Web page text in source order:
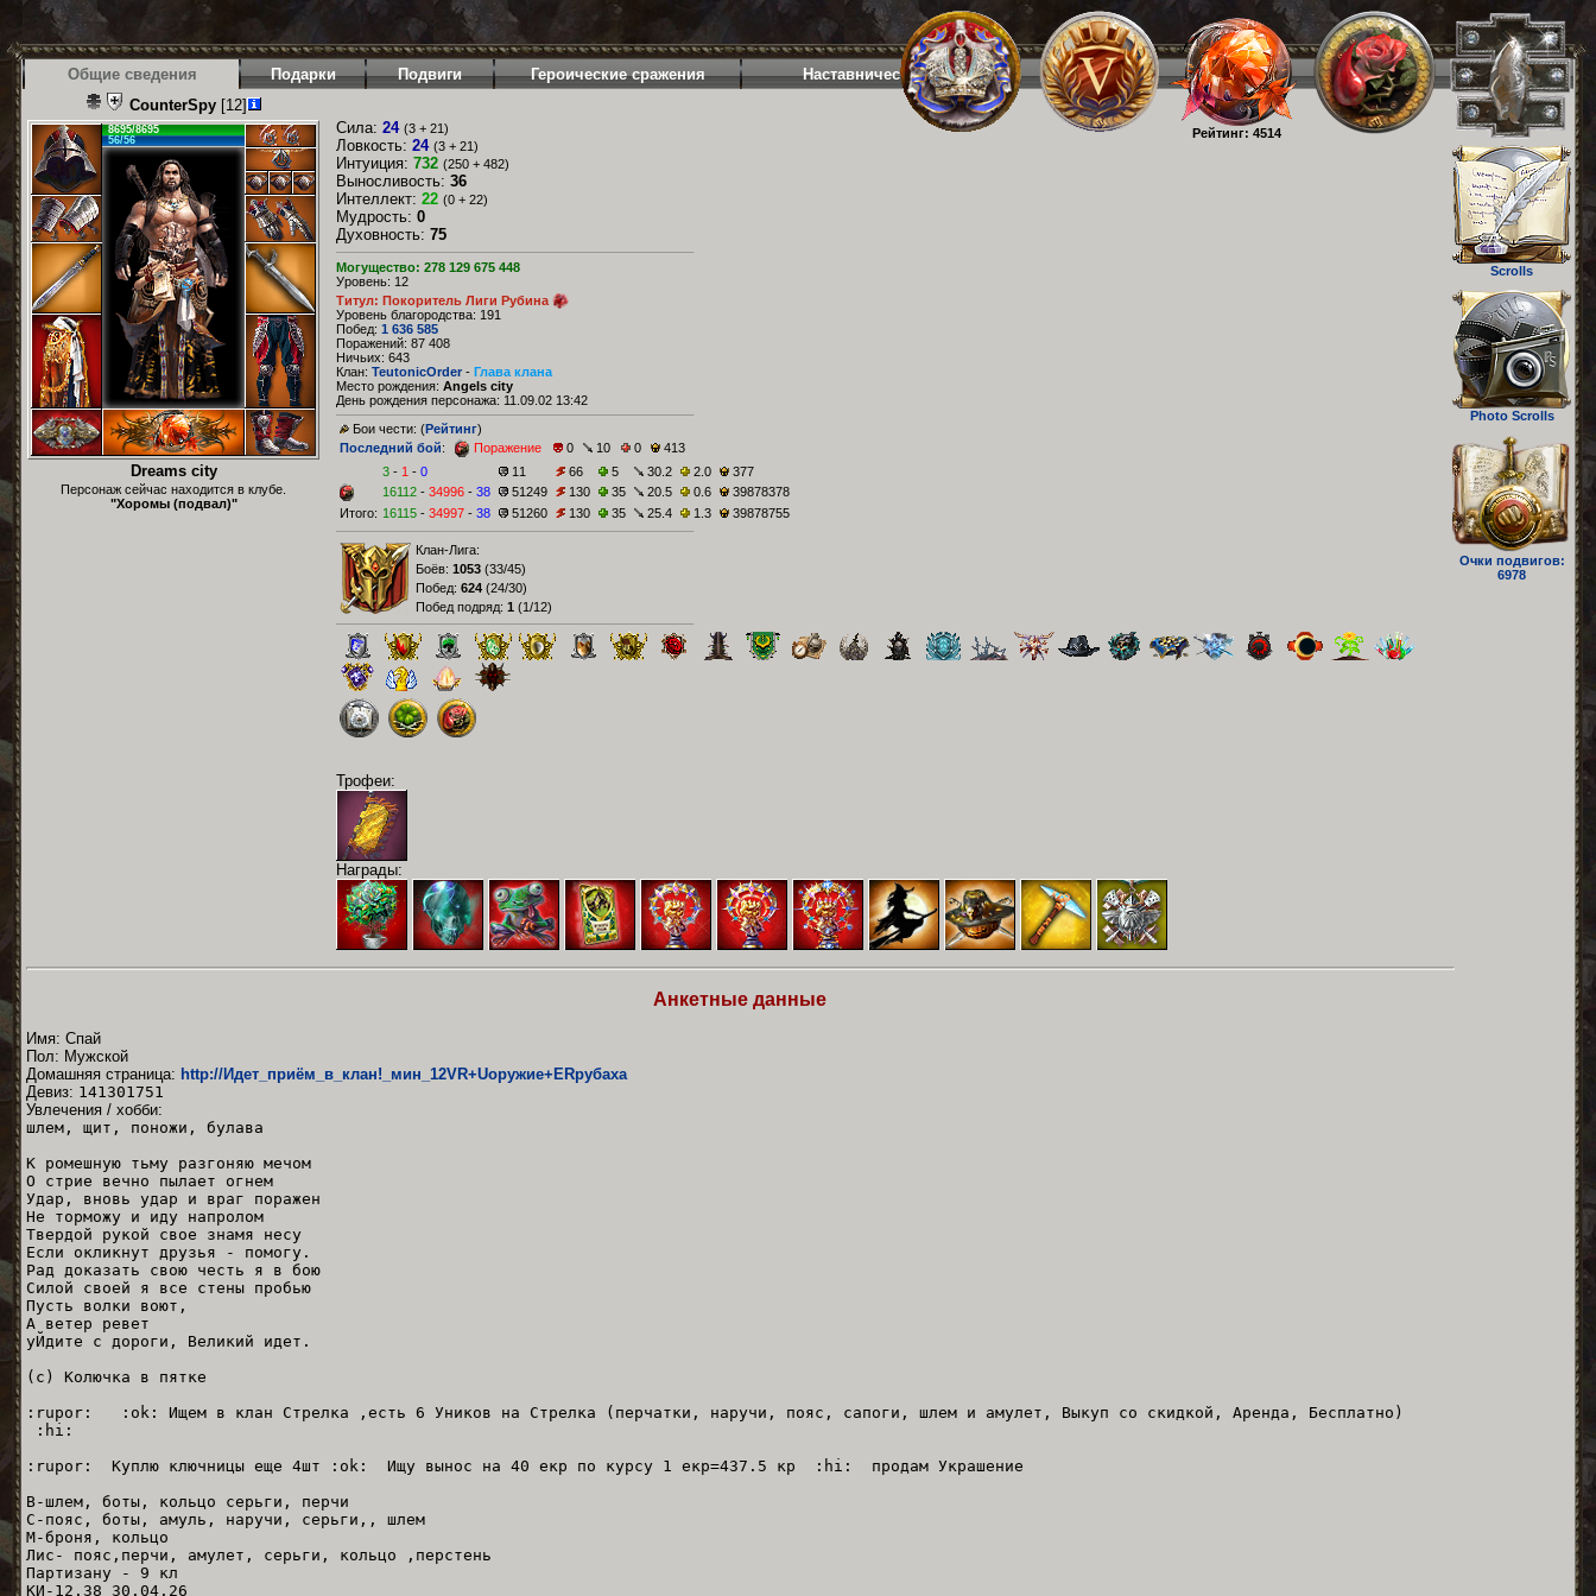
Рейтинг: 4514
Scrolls
Photo Scrolls
Очки подвигов:
6978
Общие сведения Подарки Подвиги Героические сражения
Наставничество
CounterSpy[12]
8695/8695
56/56
Dreams city
Персонаж сейчас находится в клубе.
"Хоромы (подвал)"
Сила: 24 (3 + 21)
Ловкость: 24 (3 + 21)
Интуиция: 732 (250 + 482)
Выносливость: 36
Интеллект: 22 (0 + 22)
Мудрость: 0
Духовность: 75
Могущество: 278 129 675 448
Уровень: 12
Титул: Покоритель Лиги Рубина
Уровень благородства: 191
Побед: 1 636 585
Поражений: 87 408
Ничьих: 643
Клан: TeutonicOrder - Глава клана
Место рождения: Angels city
День рождения персонажа: 11.09.02 13:42
Бои чести: (Рейтинг)
Последний бой: Поражение 0 10 0
413
3 - 1 - 0 11 66 5 30.2 2.0
377
16112 - 34996 - 38 51249 130 35 20.5 0.6
39878378
Итого: 16115 - 34997 - 38 51260 130 35 25.4 1.3 39878755
Клан-Лига:
Боёв: 1053 (33/45)
Побед: 624 (24/30)
Побед подряд: 1 (1/12)
Трофеи:
Награды:
Анкетные данные
Имя: Спай
Пол: Мужской
Домашняя страница: http://Идет_приём_в_клан!_мин_12VR+Uоружие+ERрубаха
Девиз: 141301751
Увлечения / хобби:
шлем, щит, поножи, булава
К ромешную тьму разгоняю мечом
О стрие вечно пылает огнем
Удар, вновь удар и враг поражен
Не торможу и иду напролом
Твердой рукой свое знамя несу
Если окликнут друзья - помогу.
Рад доказать свою честь я в бою
Силой своей я все стены пробью
Пусть волки воют,
А ветер ревет
уЙдите с дороги, Великий идет.
(с) Колючка в пятке
:rupor: :ok: Ищем в клан Стрелка ,есть 6 Уников на Стрелка (перчатки, наручи, пояс, сапоги, шлем и амулет, Выкуп со скидкой, Аренда, Бесплатно)
:hi:
:rupor: Куплю ключницы еще 4шт :ok: Ищу вынос на 40 екр по курсу 1 екр=437.5 кр :hi: продам Украшение
В-шлем, боты, кольцо серьги, перчи
С-пояс, боты, амуль, наручи, серьги,, шлем
М-броня, кольцо
Лис- пояс,перчи, амулет, серьги, кольцо ,перстень
Партизану - 9 кл
КИ-12.38 30.04.26